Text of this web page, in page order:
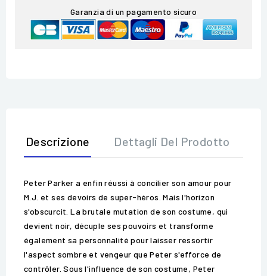
Garanzia di un pagamento sicuro
Descrizione Dettagli Del Prodotto
Peter Parker a enfin réussi à concilier son amour pour
M.J. et ses devoirs de super-héros. Mais l'horizon
s'obscurcit. La brutale mutation de son costume, qui
devient noir, décuple ses pouvoirs et transforme
également sa personnalité pour laisser ressortir
l'aspect sombre et vengeur que Peter s'efforce de
contrôler. Sous l'influence de son costume, Peter